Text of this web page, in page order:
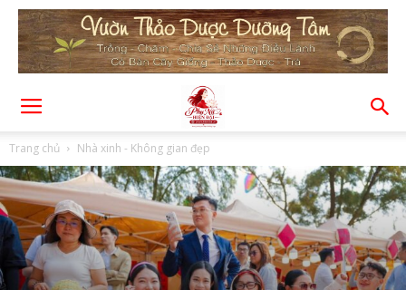
Trang chủ Nhà xinh - Không gian đẹp